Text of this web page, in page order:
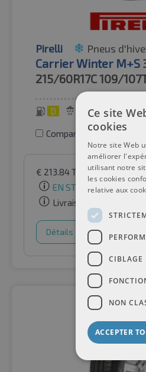
Pirelli Pneus
Carrier Winter M+S
215/60R17C109/
D 73 dB
Comparer les pneus
€ 213.84TVA incluse par
EN STOCK
Livraison gratuite
Détails Panier d'achat
Ce site
cookies
Notre site Web
améliorer
utilisant notre
les cookies
relative aux
CIBLAGE
NON
ACCEPTER